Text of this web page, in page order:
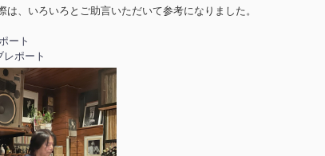
、いろいろとご助言いただいて参考になりました。
ート
ポート